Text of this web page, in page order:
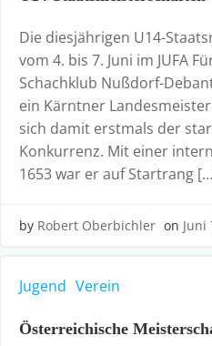
Die diesjährigen U14-
vom 4. bis 7. Juni im JUFA
Schachklub Nußdorf-
ein Kärntner
sich damit erstmals der
Konkurrenz. Mit einer
1653 war er auf Startrang
by Robert Oberbichler on Juni
Jugend Verein
Österreichische